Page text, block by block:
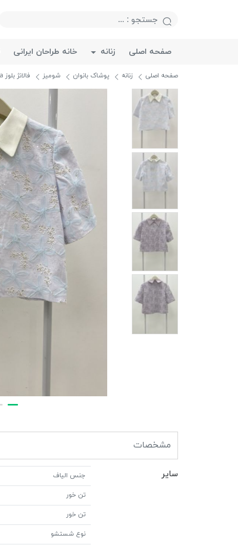
صفحه اصلی زنانه خانه طراحان ایرانی
صفحه اصلی زنانه پوشاک بانوان شومیز فالانژ بلوز nova
مشخصات
سایر جنس الیاف
تن خور
تن خور
نوع شستشو